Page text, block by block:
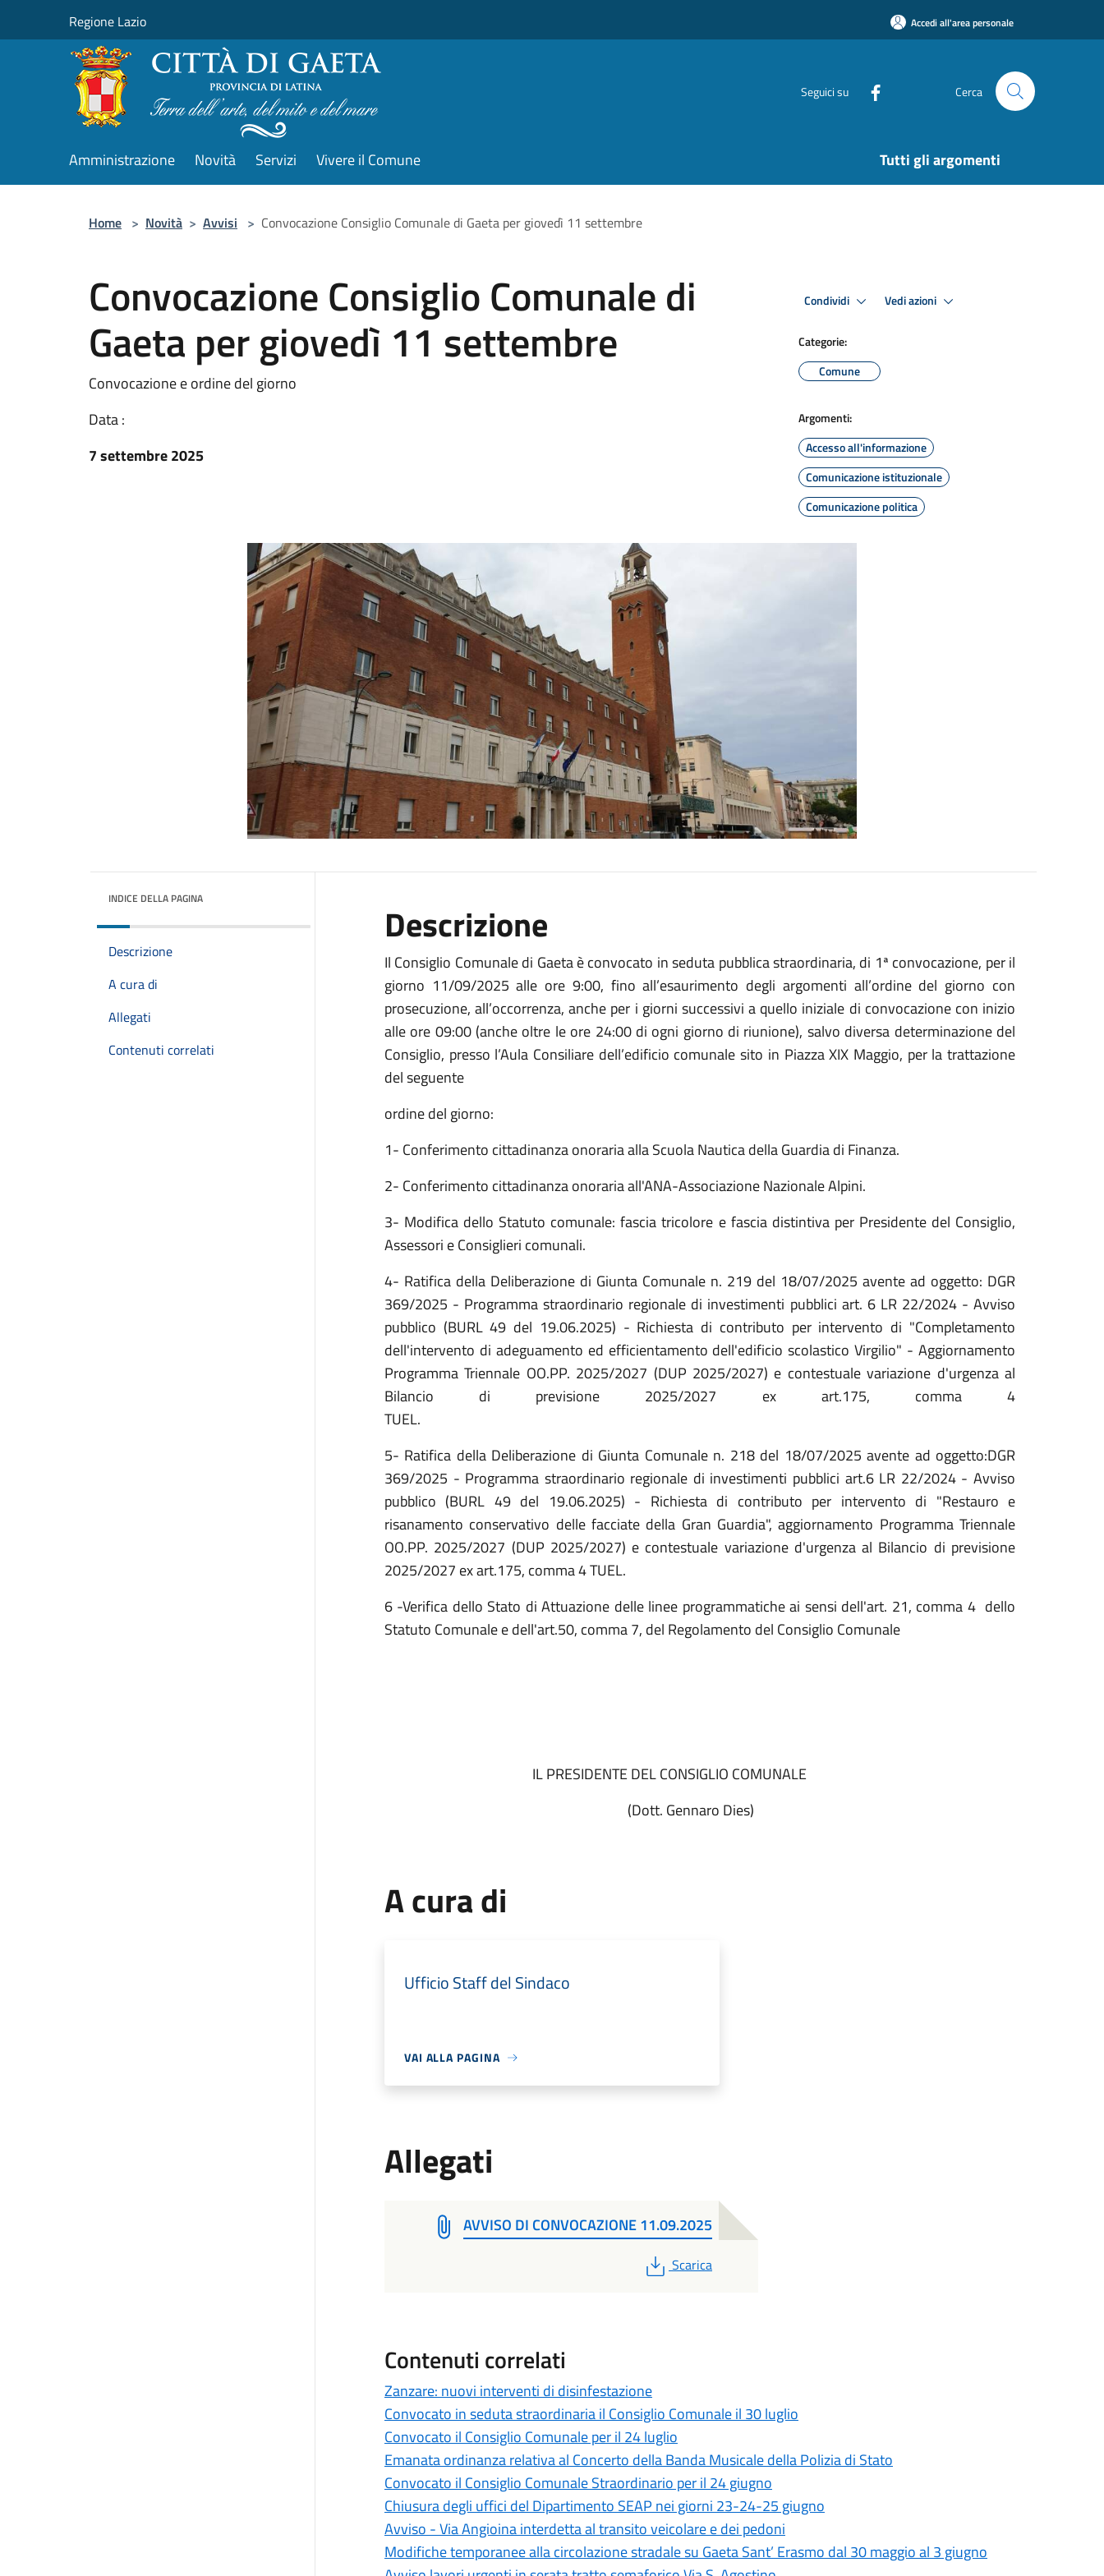
Regione Lazio Accedi all'area personale
Seguici su Cerca
Amministrazione Novità Servizi Vivere il Comune Tutti gli argomenti
Home > Novità > Avvisi > Convocazione Consiglio Comunale di Gaeta per giovedì 11 settembre
Convocazione Consiglio Comunale di
Gaeta per giovedì 11 settembre
Convocazione e ordine del giorno
Data :
7 settembre 2025
Condividi Vedi azioni
Categorie:
Comune
Argomenti:
Accesso all'informazione
Comunicazione istituzionale
Comunicazione politica
INDICE DELLA PAGINA
Descrizione
A cura di
Allegati
Contenuti correlati
Descrizione
Il Consiglio Comunale di Gaeta è convocato in seduta pubblica straordinaria, di 1ª convocazione, per il
giorno 11/09/2025 alle ore 9:00, fino all’esaurimento degli argomenti all’ordine del giorno con
prosecuzione, all’occorrenza, anche per i giorni successivi a quello iniziale di convocazione con inizio
alle ore 09:00 (anche oltre le ore 24:00 di ogni giorno di riunione), salvo diversa determinazione del
Consiglio, presso l’Aula Consiliare dell’edificio comunale sito in Piazza XIX Maggio, per la trattazione
del seguente
ordine del giorno:
1- Conferimento cittadinanza onoraria alla Scuola Nautica della Guardia di Finanza.
2- Conferimento cittadinanza onoraria all'ANA-Associazione Nazionale Alpini.
3- Modifica dello Statuto comunale: fascia tricolore e fascia distintiva per Presidente del Consiglio,
Assessori e Consiglieri comunali.
4- Ratifica della Deliberazione di Giunta Comunale n. 219 del 18/07/2025 avente ad oggetto: DGR
369/2025 - Programma straordinario regionale di investimenti pubblici art. 6 LR 22/2024 - Avviso
pubblico (BURL 49 del 19.06.2025) - Richiesta di contributo per intervento di "Completamento
dell'intervento di adeguamento ed efficientamento dell'edificio scolastico Virgilio" - Aggiornamento
Programma Triennale OO.PP. 2025/2027 (DUP 2025/2027) e contestuale variazione d'urgenza al
Bilancio di previsione 2025/2027 ex art.175, comma 4
TUEL.
5- Ratifica della Deliberazione di Giunta Comunale n. 218 del 18/07/2025 avente ad oggetto:DGR
369/2025 - Programma straordinario regionale di investimenti pubblici art.6 LR 22/2024 - Avviso
pubblico (BURL 49 del 19.06.2025) - Richiesta di contributo per intervento di "Restauro e
risanamento conservativo delle facciate della Gran Guardia", aggiornamento Programma Triennale
OO.PP. 2025/2027 (DUP 2025/2027) e contestuale variazione d'urgenza al Bilancio di previsione
2025/2027 ex art.175, comma 4 TUEL.
6 -Verifica dello Stato di Attuazione delle linee programmatiche ai sensi dell'art. 21, comma 4 dello
Statuto Comunale e dell'art.50, comma 7, del Regolamento del Consiglio Comunale
IL PRESIDENTE DEL CONSIGLIO COMUNALE
(Dott. Gennaro Dies)
A cura di
Ufficio Staff del Sindaco
VAI ALLA PAGINA
Allegati
AVVISO DI CONVOCAZIONE 11.09.2025
PDF
Scarica
Contenuti correlati
Zanzare: nuovi interventi di disinfestazione
Convocato in seduta straordinaria il Consiglio Comunale il 30 luglio
Convocato il Consiglio Comunale per il 24 luglio
Emanata ordinanza relativa al Concerto della Banda Musicale della Polizia di Stato
Convocato il Consiglio Comunale Straordinario per il 24 giugno
Chiusura degli uffici del Dipartimento SEAP nei giorni 23-24-25 giugno
Avviso - Via Angioina interdetta al transito veicolare e dei pedoni
Modifiche temporanee alla circolazione stradale su Gaeta Sant’ Erasmo dal 30 maggio al 3 giugno